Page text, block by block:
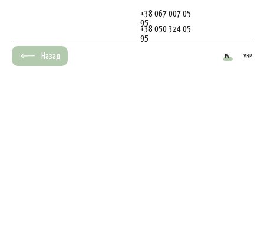
РУ УКР
+38 067 007 05
95
+38 050 324 05
95
Назад